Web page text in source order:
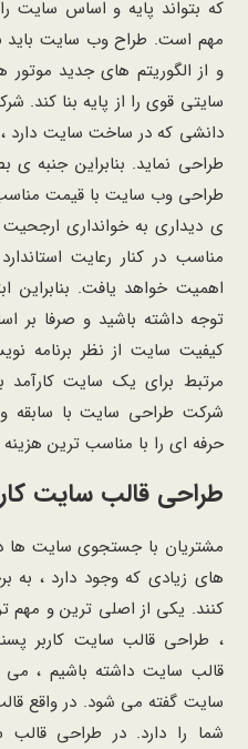
که بتواند پایه و اساس سایت
مهم است. طراح وب سایت باید
و از الگوریتم های جدید
سایتی قوی را از پایه بنا کند.
دانشی که در ساخت سایت دارد ،
طراحی نماید. بنابراین جنبه
طراحی وب سایت با قیمت
ی دیداری به خوانداری
مناسب در کنار رعایت
اهمیت خواهد یافت. بنابراین
توجه داشته باشید و صرفا بر
کیفیت سایت از نظر برنامه
مرتبط برای یک سایت
شرکت طراحی سایت با سابقه
حرفه ای را با مناسب ترین
طراحی قالب سایت
مشتریان با جستجوی سایت ها
های زیادی که وجود دارد ، به
کنند. یکی از اصلی ترین و مهم
، طراحی قالب سایت کاربر
قالب سایت داشته باشیم ،
سایت گفته می شود. در واقع
شما را دارد. در طراحی